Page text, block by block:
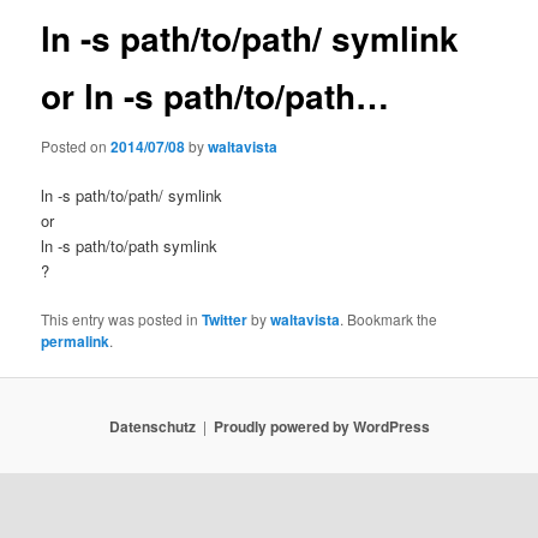
ln -s path/to/path/ symlink
or ln -s path/to/path…
Posted on2014/07/08bywaltavista
ln -s path/to/path/ symlink
or
ln -s path/to/path symlink
?
This entry was posted inTwitterbywaltavista. Bookmark the
permalink.
Datenschutz Proudly powered by WordPress